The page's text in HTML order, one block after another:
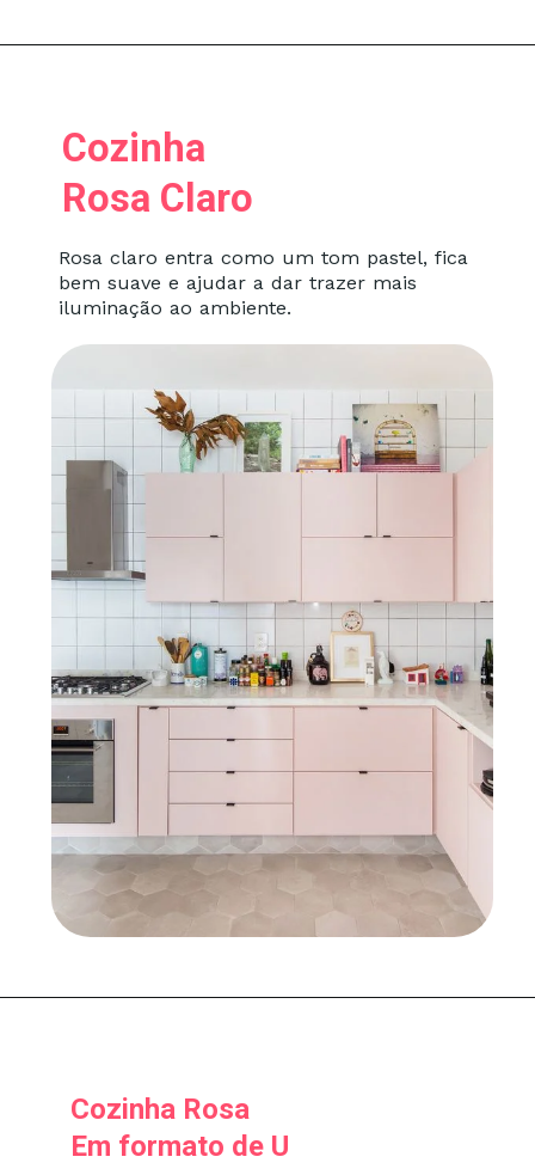
Rosa claro entra como um tom pastel, fica
bem suave e ajudar a dar trazer mais
iluminação ao ambiente.
Cozinha
Rosa Claro
Cozinha Rosa
Em formato de U